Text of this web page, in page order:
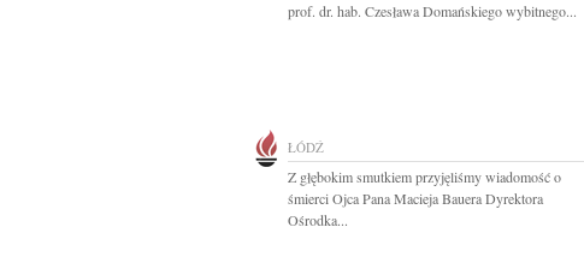
prof. dr. hab. Czesława Domańskiego wybitnego...
ŁÓDŹ
Z głębokim smutkiem przyjęliśmy wiadomość o
śmierci Ojca Pana Macieja Bauera Dyrektora
Ośrodka...